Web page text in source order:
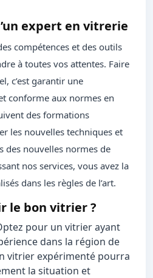
expert en vitrerie
compétences et des outils
à toutes vos attentes. Faire
c’est garantir une
conforme aux normes en
des formations
les nouvelles techniques et
des nouvelles normes de
nos services, vous avez la
dans les règles de l’art.
le bon vitrier ?
pour un vitrier ayant
dans la région de
vitrier expérimenté pourra
la situation et